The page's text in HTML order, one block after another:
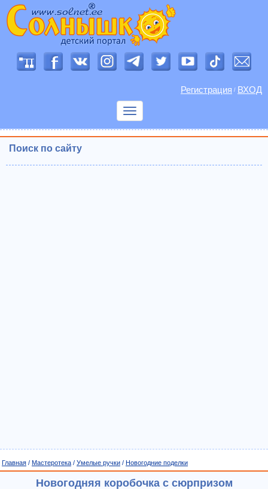
Регистрация / ВХОД
Показать
Поиск по сайту
Главная / Мастеротека / Умелые ручки / Новогодние поделки
Новогодняя коробочка с сюрпризом